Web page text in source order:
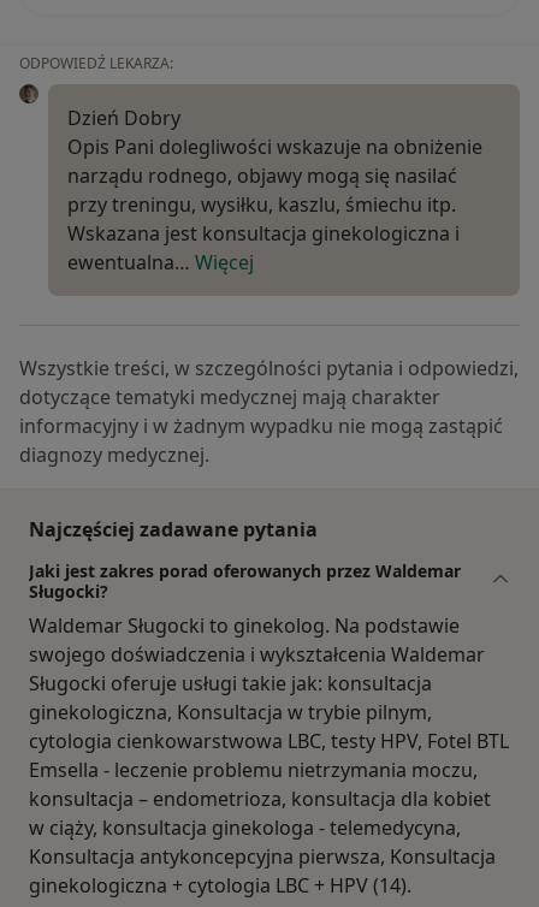
ODPOWIEDŹ LEKARZA:
Dzień Dobry
Opis Pani dolegliwości wskazuje na obniżenie
narządu rodnego, objawy mogą się nasilać
przy treningu, wysiłku, kaszlu, śmiechu itp.
Wskazana jest konsultacja ginekologiczna i
ewentualna… Więcej
Wszystkie treści, w szczególności pytania i odpowiedzi,
dotyczące tematyki medycznej mają charakter
informacyjny i w żadnym wypadku nie mogą zastąpić
diagnozy medycznej.
Najczęściej zadawane pytania
Jaki jest zakres porad oferowanych przez Waldemar
Sługocki?
Waldemar Sługocki to ginekolog. Na podstawie
swojego doświadczenia i wykształcenia Waldemar
Sługocki oferuje usługi takie jak: konsultacja
ginekologiczna, Konsultacja w trybie pilnym,
cytologia cienkowarstwowa LBC, testy HPV, Fotel BTL
Emsella - leczenie problemu nietrzymania moczu,
konsultacja – endometrioza, konsultacja dla kobiet
w ciąży, konsultacja ginekologa - telemedycyna,
Konsultacja antykoncepcyjna pierwsza, Konsultacja
ginekologiczna + cytologia LBC + HPV (14).